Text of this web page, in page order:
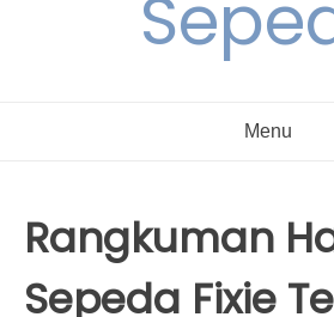
Menu
Rangkuman
Sepeda Fixie